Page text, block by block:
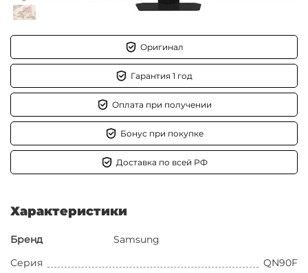
Оригинал
Гарантия 1 год
Оплата при получении
Бонус при покупке
Доставка по всей РФ
Характеристики
Бренд
Samsung
Серия
QN90F